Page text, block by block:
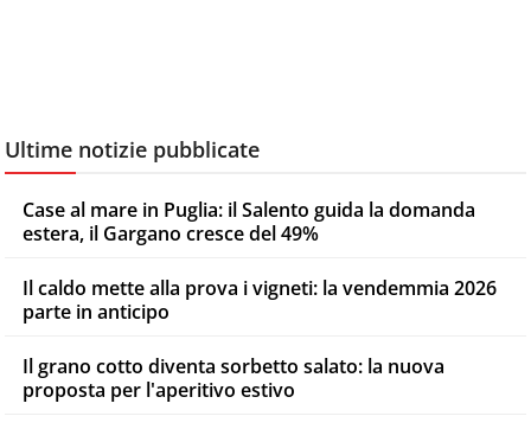
Ultime notizie pubblicate
Case al mare in Puglia: il Salento guida la domanda
estera, il Gargano cresce del 49%
Il caldo mette alla prova i vigneti: la vendemmia 2026
parte in anticipo
Il grano cotto diventa sorbetto salato: la nuova
proposta per l'aperitivo estivo